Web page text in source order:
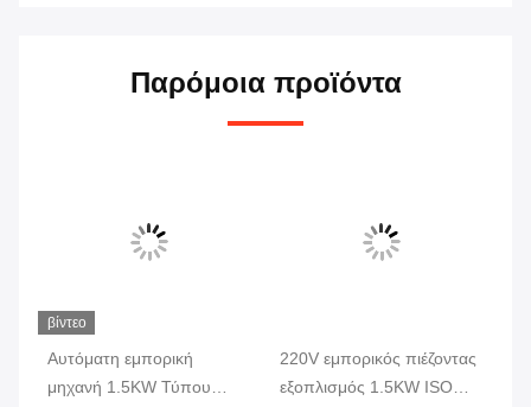
Παρόμοια προϊόντα
βίντεο
Αυτόματη εμπορική
μηχανή 1.5KW Τύπου
220V εμπορικός πιέζοντας
εξοπλισμός 1.5KW ISO